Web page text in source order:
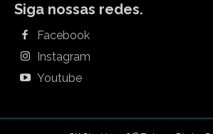
Siga nossas redes.
Facebook
Instagram
Youtube